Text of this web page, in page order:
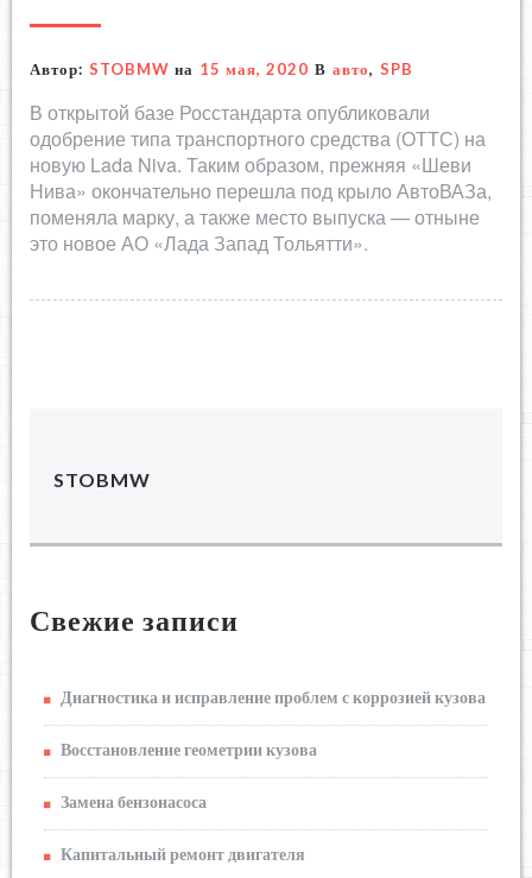
Автор: STOBMW на 15 мая, 2020 В авто, SPB
В открытой базе Росстандарта опубликовали
одобрение типа транспортного средства (ОТТС) на
новую Lada Niva. Таким образом, прежняя «Шеви
Нива» окончательно перешла под крыло АвтоВАЗа,
поменяла марку, а также место выпуска — отныне
это новое АО «Лада Запад Тольятти».
STOBMW
Свежие записи
Диагностика и исправление проблем с коррозией кузова
Восстановление геометрии кузова
Замена бензонасоса
Капитальный ремонт двигателя